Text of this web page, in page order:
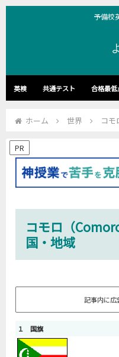
予備校
英検 共通テスト 合格最低
ホーム 世界 コ
PR
コモロ（
国・地域
記事内に広
１ 国旗